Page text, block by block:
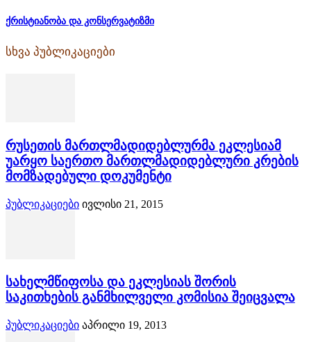
ქრისტიანობა და კონსერვატიზმი
სხვა პუბლიკაციები
რუსეთის მართლმადიდებლურმა ეკლესიამ
უარყო საერთო მართლმადიდებლური კრების
მომზადებული დოკუმენტი
პუბლიკაციები ივლისი 21, 2015
სახელმწიფოსა და ეკლესიას შორის
საკითხების განმხილველი კომისია შეიცვალა
პუბლიკაციები აპრილი 19, 2013